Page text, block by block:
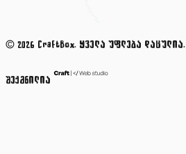
© 2026 CraftBox. ყველა უფლება დაცულია.
შექმნილია